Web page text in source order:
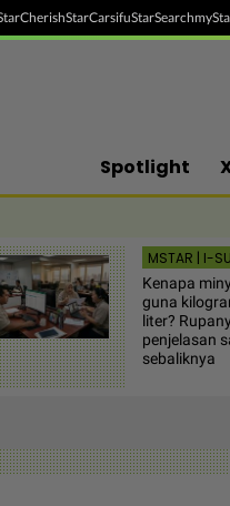
StarCarsifuStarSearch
Spotlight
MSTAR | I-
Kenapa
guna
liter?
penjelasan
sebaliknya